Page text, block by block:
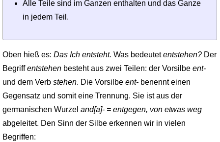
Alle Teile sind im Ganzen enthalten und das Ganze
in jedem Teil.
Oben hieß es: Das Ich entsteht. Was bedeutetentstehen?Der
Begriffentstehenbesteht aus zwei Teilen: der Vorsilbe ent-
und dem Verb stehen. Die Vorsilbe ent-benennt einen
Gegensatz und somit eine Trennung. Sie ist aus der
germanischen Wurzel and[a]- = entgegen, von etwas weg
abgeleitet. Den Sinn der Silbe erkennen wir in vielen
Begriffen: